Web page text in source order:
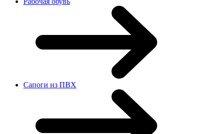
Сапоги из ПВХ